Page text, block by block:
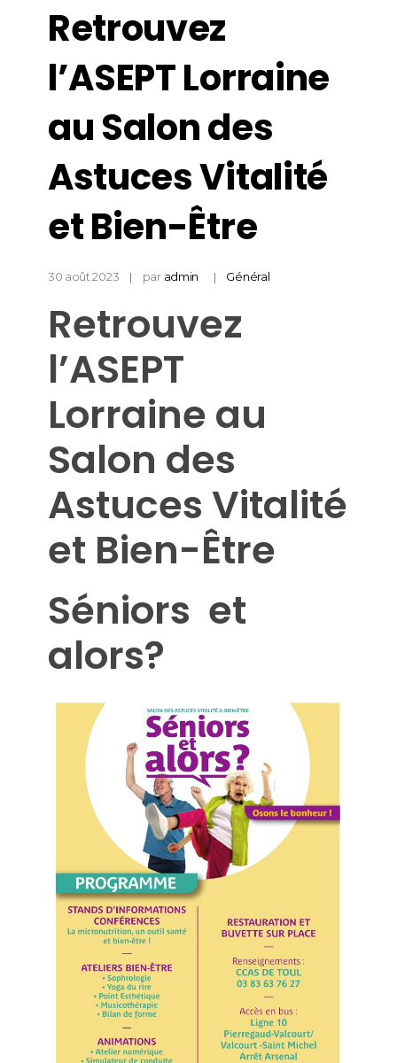
Retrouvez
l’ASEPT Lorraine
au Salon des
Astuces Vitalité
et Bien-Être
30 août 2023 par admin Général
Retrouvez
l’ASEPT
Lorraine au
Salon des
Astuces Vitalité
et Bien-Être
Séniors et
alors?